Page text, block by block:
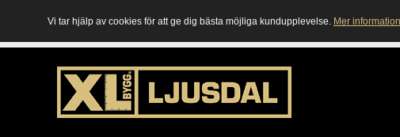
Vi tar hjälp av cookies för att ge dig bästa möjliga kundupplevelse. Mer information